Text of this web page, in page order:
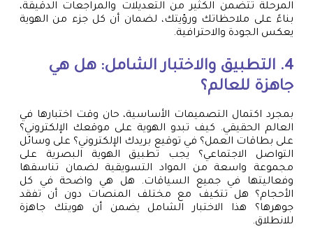
المرحلة تتضمن الكثير من التعديلات والمراجعات الدقيقة،
بناءً على ملاحظاتك ورؤيتك، لضمان أن كل جزء من الهوية
يعكس الجودة والاحترافية.
4. التطبيق والاختبار الشامل: هل هي
جاهزة للعالم؟
بمجرد اكتمال التصميمات الأساسية، حان وقت اختبارها في
العالم الحقيقي. كيف تبدو الهوية على موقعك الإلكتروني؟
على بطاقات العمل؟ في توقيع بريدك الإلكتروني؟ على وسائل
التواصل الاجتماعي؟ يجب تطبيق الهوية البصرية على
مجموعة واسعة من المواد التسويقية لضمان تناسقها
وفعاليتها في جميع السياقات. هل هي واضحة في كل
الأحجام؟ هل تتكيف مع مختلف المنصات دون أن تفقد
جوهرها؟ هذا الاختبار الشامل يضمن أن هويتك جاهزة
للانطلاق.